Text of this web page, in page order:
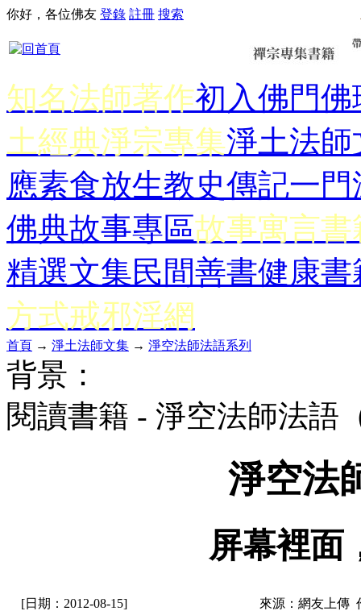
你好，各位佛友 登錄 註冊 搜索
知名法師著作初入佛門佛
土經典淨宗專集淨土法師
應素食放生教史傳記一門
佛典故事專區故事寓言書
精選文集民間善書健康書
方式戒邪淫網
首頁 → 淨土法師文集 → 淨空法師法語系列
背景：
閱讀書籍 - 淨空法師法語
淨空法
屏幕裡面
[日期：2012-08-15] 來源：網友上傳